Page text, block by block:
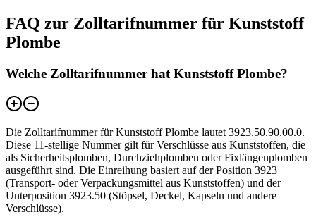
FAQ zur Zolltarifnummer für Kunststoff
Plombe
Welche Zolltarifnummer hat Kunststoff Plombe?
Die Zolltarifnummer für Kunststoff Plombe lautet 3923.50.90.00.0.
Diese 11-stellige Nummer gilt für Verschlüsse aus Kunststoffen, die
als Sicherheitsplomben, Durchziehplomben oder Fixlängenplomben
ausgeführt sind. Die Einreihung basiert auf der Position 3923
(Transport- oder Verpackungsmittel aus Kunststoffen) und der
Unterposition 3923.50 (Stöpsel, Deckel, Kapseln und andere
Verschlüsse).